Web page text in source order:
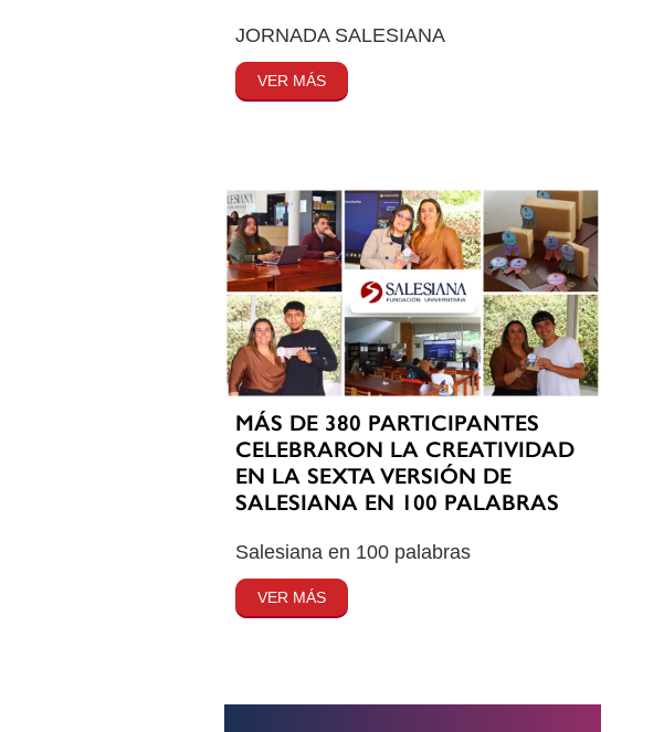
JORNADA SALESIANA
VER MÁS
MÁS DE 380 PARTICIPANTES
CELEBRARON LA CREATIVIDAD
EN LA SEXTA VERSIÓN DE
SALESIANA EN 100 PALABRAS
Salesiana en 100 palabras
VER MÁS